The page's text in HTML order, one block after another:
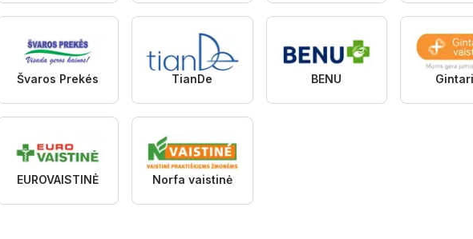
Švaros Prekés TianDe BENU
EUROVAISTINĖ Norfa vaistinė